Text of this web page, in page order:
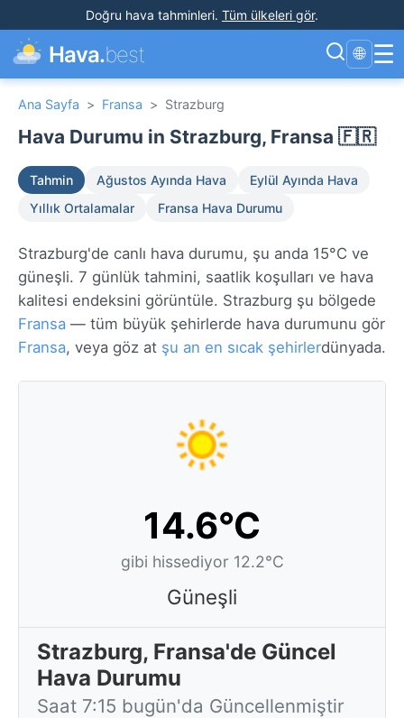
Doğru hava tahminleri. Tüm ülkeleri gör.
Hava.best 🌐 ☰
Ana Sayfa > Fransa > Strazburg
Hava Durumu in Strazburg, Fransa 🇫🇷
Tahmin Ağustos Ayında Hava
Eylül Ayında Hava
Yıllık Ortalamalar
Fransa Hava Durumu
Strazburg'de canlı hava durumu, şu anda 15°C ve
güneşli. 7 günlük tahmini, saatlik koşulları ve hava
kalitesi endeksini görüntüle. Strazburg şu bölgede
Fransa — tüm büyük şehirlerde hava durumunu gör
Fransa, veya göz at şu an en sıcak şehirlerdünyada.
14.6°C
gibi hissediyor 12.2°C
Güneşli
Strazburg, Fransa'de Güncel
Hava Durumu
Saat 7:15 bugün'da Güncellenmiştir